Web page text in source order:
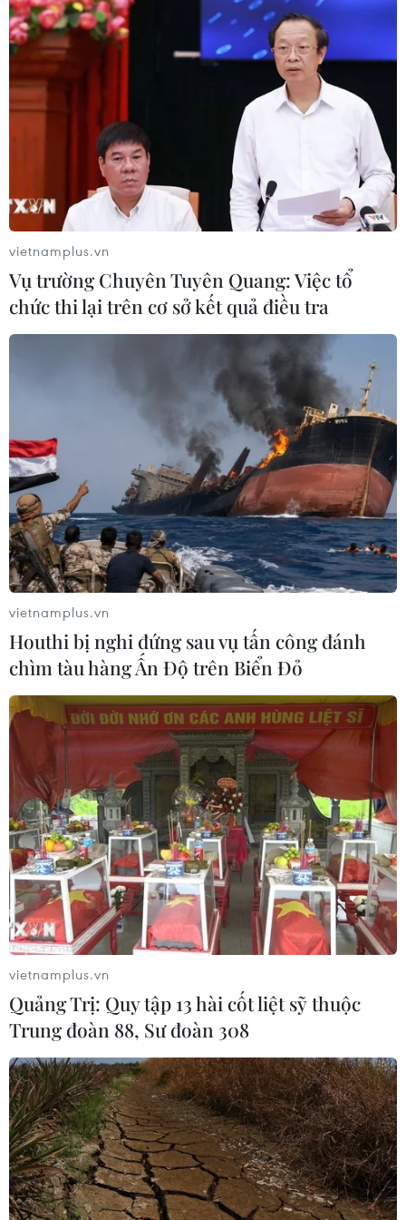
chính, không làm phát sinh thêm khó khăn cho người
dân và doanh nghiệp.
Cơ chế, chính sách đặc thù để xử lý vi
phạm pháp luật về đất đai
10/05/2026 07:49
Nghị quyết số 29/2026/QH16 quy định cơ chế, chính
sách đặc thù về xử lý các hành vi vi phạm pháp luật về
đất đai tại các dự án, công trình nhưng vì mục đích phát
triển kinh tế-xã hội, vì mục đích bảo đảm quốc phòng,
an ninh và không tham nhũng xảy ra trước ngày
1/8/2024.
Hoàn thành cơ sở dữ liệu quốc gia về đất
đai trong năm 2026
06/05/2026 08:10
Phó Thủ tướng Hồ Quốc Dũng yêu cầu các bộ, ngành,
địa phương tập trung tối đa nguồn lực, quyết tâm không
để chậm tiến độ, bảo đảm hoàn thành cơ sở dữ liệu
quốc gia về đất đai trong năm 2026.
vietnamplus.vn
Vụ trường Chuyên Tuyên Quang: Việc tổ
chức thi lại trên cơ sở kết quả điều tra
vietnamplus.vn
Houthi bị nghi đứng sau vụ tấn công đánh
chìm tàu hàng Ấn Độ trên Biển Đỏ
vietnamplus.vn
Quảng Trị: Quy tập 13 hài cốt liệt sỹ thuộc
Trung đoàn 88, Sư đoàn 308